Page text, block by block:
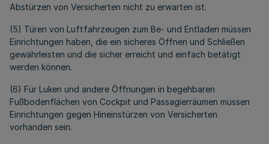
Abstürzen von Versicherten nicht zu erwarten ist.
(5) Türen von Luftfahrzeugen zum Be- und Entladen müssen
Einrichtungen haben, die ein sicheres Öffnen und Schließen
gewährleisten und die sicher erreicht und einfach betätigt
werden können.
(6) Für Luken und andere Öffnungen in begehbaren
Fußbodenflächen von Cockpit und Passagierräumen müssen
Einrichtungen gegen Hineinstürzen von Versicherten
vorhanden sein.